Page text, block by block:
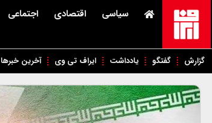
سیاسی اقتصادی اجتماعی
گزارش گفتگو یادداشت ایراف تی وی آخرین خبرها